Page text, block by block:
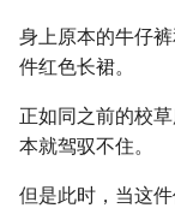
身上原本的牛仔
件红色长裙。
正如同之前的校
本就驾驭不住。
但是此时，当这